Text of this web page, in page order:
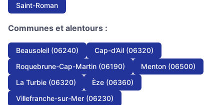
Saint-Roman
Communes et alentours :
Beausoleil (06240)
Cap-d’Ail (06320)
Roquebrune-Cap-Martin (06190)
Menton (06500)
La Turbie (06320)
Èze (06360)
Villefranche-sur-Mer (06230)